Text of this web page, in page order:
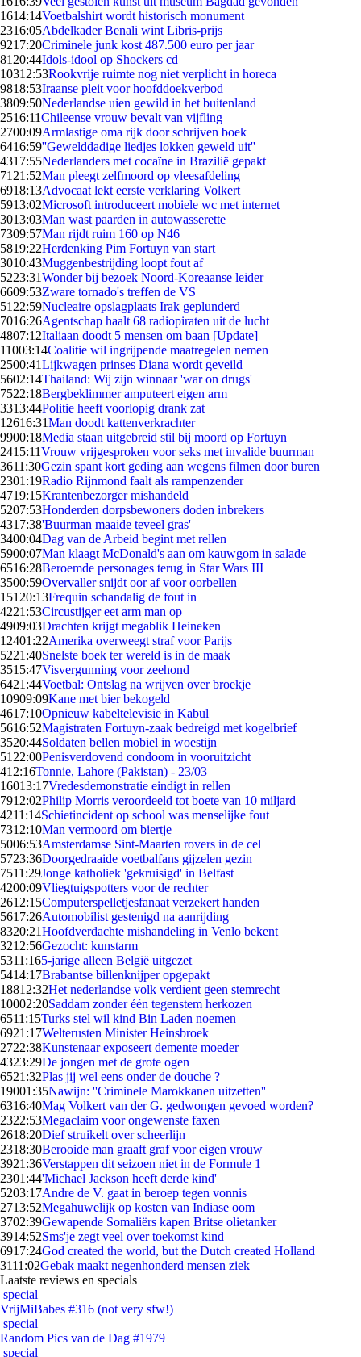
1614:14Voetbalshirt wordt historisch monument
2316:05Abdelkader Benali wint Libris-prijs
9217:20Criminele junk kost 487.500 euro per jaar
81 20:44Idols-idool op Shockers cd
10312:53Rookvrije ruimte nog niet verplicht in horeca
9818:53Iraanse pleit voor hoofddoekverbod
3809:50Nederlandse uien gewild in het buitenland
2516:11Chileense vrouw bevalt van vijfling
2700:09Armlastige oma rijk door schrijven boek
6416:59''Gewelddadige liedjes lokken geweld uit''
4317:55Nederlanders met cocaïne in Brazilië gepakt
71 21:52Man pleegt zelfmoord op vleesafdeling
6918:13Advocaat lekt eerste verklaring Volkert
5913:02Microsoft introduceert mobiele wc met internet
3013:03Man wast paarden in autowasserette
7309:57Man rijdt ruim 160 op N46
5819:22Herdenking Pim Fortuyn van start
3010:43Muggenbestrijding loopt fout af
5223:31Wonder bij bezoek Noord-Koreaanse leider
6609:53Zware tornado's treffen de VS
51 22:59Nucleaire opslagplaats Irak geplunderd
7016:26Agentschap haalt 68 radiopiraten uit de lucht
4807:12Italiaan doodt 5 mensen om baan [Update]
11003:14Coalitie wil ingrijpende maatregelen nemen
2500:41Lijkwagen prinses Diana wordt geveild
5602:14Thailand: Wij zijn winnaar 'war on drugs'
7522:18Bergbeklimmer amputeert eigen arm
3313:44Politie heeft voorlopig drank zat
12616:31Man doodt kattenverkrachter
9900:18Media staan uitgebreid stil bij moord op Fortuyn
2415:11Vrouw vrijgesproken voor seks met invalide buurman
3611:30Gezin spant kort geding aan wegens filmen door buren
2301:19Radio Rijnmond faalt als rampenzender
4719:15Krantenbezorger mishandeld
5207:53Honderden dorpsbewoners doden inbrekers
4317:38'Buurman maaide teveel gras'
3400:04Dag van de Arbeid begint met rellen
5900:07Man klaagt McDonald's aan om kauwgom in salade
6516:28Beroemde personages terug in Star Wars III
3500:59Overvaller snijdt oor af voor oorbellen
151 20:13Frequin schandalig de fout in
4221:53Circustijger eet arm man op
4909:03Drachten krijgt megablik Heineken
12401:22Amerika overweegt straf voor Parijs
5221:40Snelste boek ter wereld is in de maak
3515:47Visvergunning voor zeehond
6421:44Voetbal: Ontslag na wrijven over broekje
10909:09Kane met bier bekogeld
4617:10Opnieuw kabeltelevisie in Kabul
5616:52Magistraten Fortuyn-zaak bedreigd met kogelbrief
3520:44Soldaten bellen mobiel in woestijn
51 22:00Penisverdovend condoom in vooruitzicht
412:16Tonnie, Lahore (Pakistan) - 23/03
16013:17Vredesdemonstratie eindigt in rellen
7912:02Philip Morris veroordeeld tot boete van 10 miljard
4211:14Schietincident op school was menselijke fout
7312:10Man vermoord om biertje
5006:53Amsterdamse Sint-Maarten rovers in de cel
5723:36Doorgedraaide voetbalfans gijzelen gezin
7511:29Jonge katholiek 'gekruisigd' in Belfast
4200:09Vliegtuigspotters voor de rechter
2612:15Computerspelletjesfanaat verzekert handen
5617:26Automobilist gestenigd na aanrijding
8320:21Hoofdverdachte mishandeling in Venlo bekent
3212:56Gezocht: kunstarm
5311:165-jarige alleen België uitgezet
5414:17Brabantse billenknijper opgepakt
18812:32Het nederlandse volk verdient geen stemrecht
10002:20Saddam zonder één tegenstem herkozen
6511:15Turks stel wil kind Bin Laden noemen
6921:17Welterusten Minister Heinsbroek
2722:38Kunstenaar exposeert demente moeder
4323:29De jongen met de grote ogen
6521:32Plas jij wel eens onder de douche ?
19001:35Nawijn: ''Criminele Marokkanen uitzetten''
6316:40Mag Volkert van der G. gedwongen gevoed worden?
2322:53Megaclaim voor ongewenste faxen
2618:20Dief struikelt over scheerlijn
2318:30Berooide man graaft graf voor eigen vrouw
3921:36Verstappen dit seizoen niet in de Formule 1
2301:44'Michael Jackson heeft derde kind'
5203:17Andre de V. gaat in beroep tegen vonnis
2713:52Megahuwelijk op kosten van Indiase oom
3702:39Gewapende Somaliërs kapen Britse olietanker
3914:52Sms'je zegt veel over toekomst kind
6917:24God created the world, but the Dutch created Holland
3111:02Gebak maakt negenhonderd mensen ziek
Laatste reviews en specials
special
VrijMiBabes #316 (not very sfw!)
special
Random Pics van de Dag #1979
special